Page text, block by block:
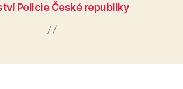
Policie České republiky